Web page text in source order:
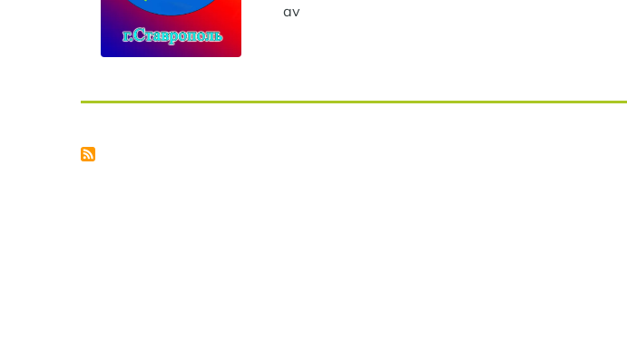
av